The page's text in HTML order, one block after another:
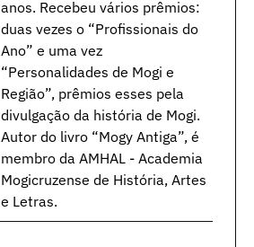
anos. Recebeu vários prêmios:
duas vezes o “Profissionais do
Ano” e uma vez
“Personalidades de Mogi e
Região”, prêmios esses pela
divulgação da história de Mogi.
Autor do livro “Mogy Antiga”, é
membro da AMHAL - Academia
Mogicruzense de História, Artes
e Letras.